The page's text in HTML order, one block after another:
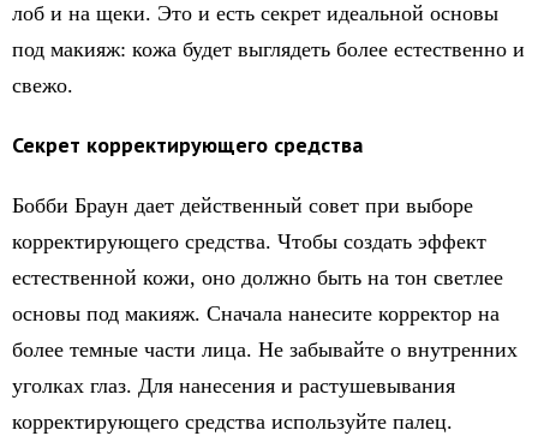
лоб и на щеки. Это и есть секрет идеальной основы
под макияж: кожа будет выглядеть более естественно и
свежо.
Секрет корректирующего средства
Бобби Браун дает действенный совет при выборе
корректирующего средства. Чтобы создать эффект
естественной кожи, оно должно быть на тон светлее
основы под макияж. Сначала нанесите корректор на
более темные части лица. Не забывайте о внутренних
уголках глаз. Для нанесения и растушевывания
корректирующего средства используйте палец.